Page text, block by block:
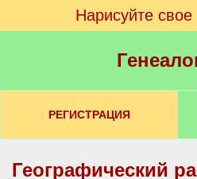
Нарисуйте
РЕГИСТРАЦИЯ
Географический